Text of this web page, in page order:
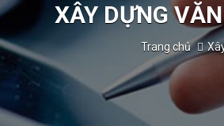
XÂY DỰNG
Trang chủ